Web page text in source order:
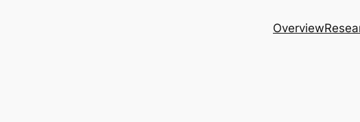
Overview